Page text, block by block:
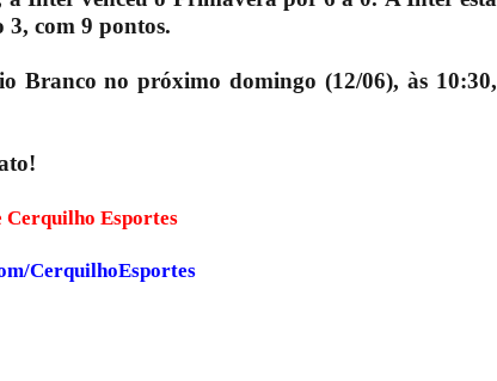
3, com 9 pontos.
Branco no próximo domingo (12/06), às 10:30,
do site Cerquilho Esportes
CerquilhoEsportes